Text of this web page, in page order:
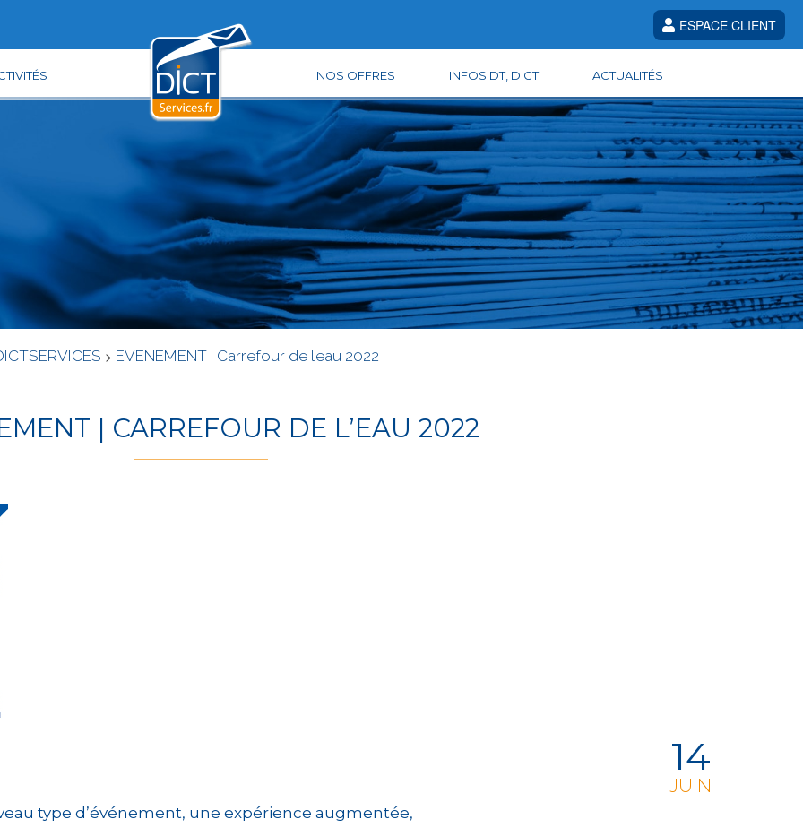
ESPACE CLIENT
NOS OFFRES INFOS DT, DICT ACTUALITÉS
> EVENEMENT | Carrefour de l’eau 2022
| CARREFOUR DE L’EAU 2022
14
JUIN
type d’événement, une expérience augmentée,